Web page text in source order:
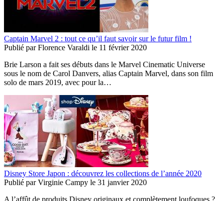
Captain Marvel 2 : tout ce qu’il faut savoir sur le futur film !
Publié parFlorence Varaldi le 11 février 2020
Brie Larson a fait ses débuts dans le Marvel Cinematic Universe
sous le nom de Carol Danvers, alias Captain Marvel, dans son film
solo de mars 2019, avec pour la…
Disney Store Japon : découvrez les collections de l’année 2020
Publié parVirginie Campy le 31 janvier 2020
A l’affût de produits Disney originaux et complètement loufoques ?